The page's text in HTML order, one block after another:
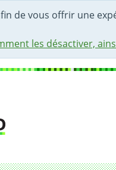
de vous offrir une
les désactiver,
PAGE